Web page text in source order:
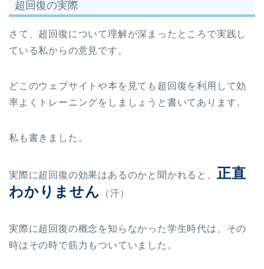
超回復の実際
さて、超回復について理解が深まったところで実践し
ている私からの意見です。
どこのウェブサイトや本を見ても超回復を利用して効
率よくトレーニングをしましょうと書いてあります。
私も書きました。
実際に超回復の効果はあるのかと聞かれると、 正直
わかりません
（汗）
実際に超回復の概念を知らなかった学生時代は、その
時はその時で筋力もついていました。